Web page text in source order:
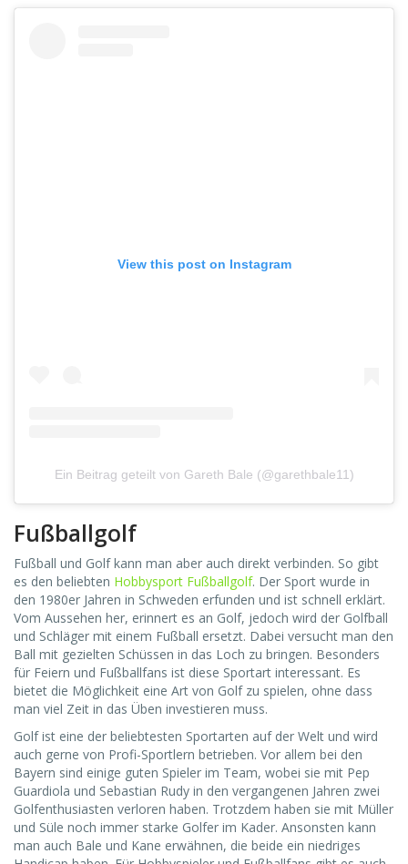
View this post on Instagram
Ein Beitrag geteilt von Gareth Bale (@garethbale11)
Fußballgolf
Fußball und Golf kann man aber auch direkt verbinden. So gibt
es den beliebten Hobbysport Fußballgolf. Der Sport wurde in
den 1980er Jahren in Schweden erfunden und ist schnell erklärt.
Vom Aussehen her, erinnert es an Golf, jedoch wird der Golfball
und Schläger mit einem Fußball ersetzt. Dabei versucht man den
Ball mit gezielten Schüssen in das Loch zu bringen. Besonders
für Feiern und Fußballfans ist diese Sportart interessant. Es
bietet die Möglichkeit eine Art von Golf zu spielen, ohne dass
man viel Zeit in das Üben investieren muss.
Golf ist eine der beliebtesten Sportarten auf der Welt und wird
auch gerne von Profi-Sportlern betrieben. Vor allem bei den
Bayern sind einige guten Spieler im Team, wobei sie mit Pep
Guardiola und Sebastian Rudy in den vergangenen Jahren zwei
Golfenthusiasten verloren haben. Trotzdem haben sie mit Müller
und Süle noch immer starke Golfer im Kader. Ansonsten kann
man auch Bale und Kane erwähnen, die beide ein niedriges